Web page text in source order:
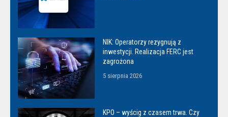
NIK: Operatorzy rezygnują z
inwestycji. Realizacja FERC jest
zagrożona
5 sierpnia 2026
KPO – wyścig z czasem trwa. Czy